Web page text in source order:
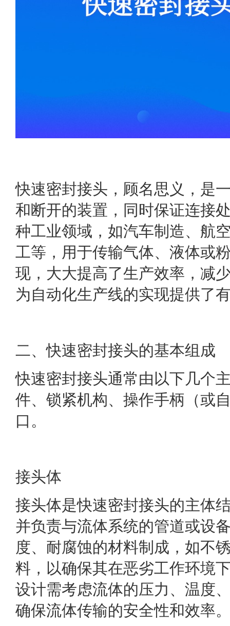
快速密封接头，顾名思义，是
和断开的装置，同时保证连接
种工业领域，如汽车制造、航
工等，用于传输气体、液体或
现，大大提高了生产效率，减
为自动化生产线的实现提供了
二、快速密封接头的基本组成
快速密封接头通常由以下几个
件、锁紧机构、操作手柄（或
口。
接头体
接头体是快速密封接头的主体
并负责与流体系统的管道或设
度、耐腐蚀的材料制成，如不
料，以确保其在恶劣工作环境
设计需考虑流体的压力、温度
确保流体传输的安全性和效率